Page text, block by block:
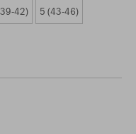
42) 5 (43-46)